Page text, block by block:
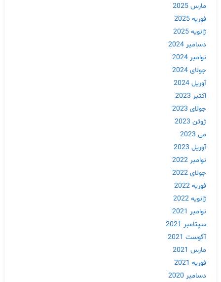
مارس 2025
فوریه 2025
ژانویه 2025
دسامبر 2024
نوامبر 2024
جولای 2024
آوریل 2024
اکتبر 2023
جولای 2023
ژوئن 2023
می 2023
آوریل 2023
نوامبر 2022
جولای 2022
فوریه 2022
ژانویه 2022
نوامبر 2021
سپتامبر 2021
آگوست 2021
مارس 2021
فوریه 2021
دسامبر 2020